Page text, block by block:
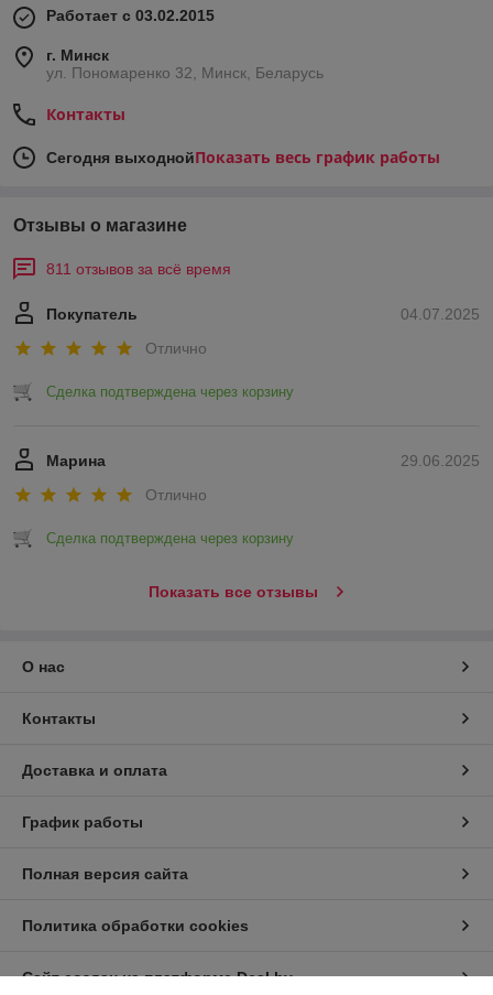
Работает с 03.02.2015
г. Минск
ул. Пономаренко 32, Минск, Беларусь
Контакты
Сегодня выходнойПоказать весь график работы
Отзывы о магазине
811 отзывов за всё время
04.07.2025
Покупатель
Отлично
Сделка подтверждена через корзину
29.06.2025
Марина
Отлично
Сделка подтверждена через корзину
Показать все отзывы
О нас
Контакты
Доставка и оплата
График работы
Полная версия сайта
Политика обработки cookies
Сайт создан на платформе Deal.by